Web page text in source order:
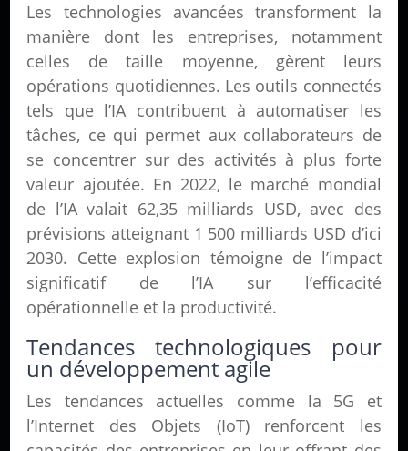
Les technologies avancées transforment la
manière dont les entreprises, notamment
celles de taille moyenne, gèrent leurs
opérations quotidiennes. Les outils connectés
tels que l’IA contribuent à automatiser les
tâches, ce qui permet aux collaborateurs de
se concentrer sur des activités à plus forte
valeur ajoutée. En 2022, le marché mondial
de l’IA valait 62,35 milliards USD, avec des
prévisions atteignant 1 500 milliards USD d’ici
2030. Cette explosion témoigne de l’impact
significatif de l’IA sur l’efficacité
opérationnelle et la productivité.
Tendances technologiques pour
un développement agile
Les tendances actuelles comme la 5G et
l’Internet des Objets (IoT) renforcent les